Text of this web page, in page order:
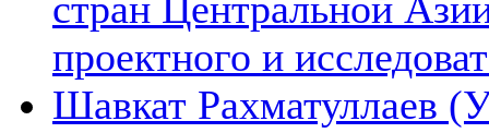
проектного и
Шавкат Рахматуллаев